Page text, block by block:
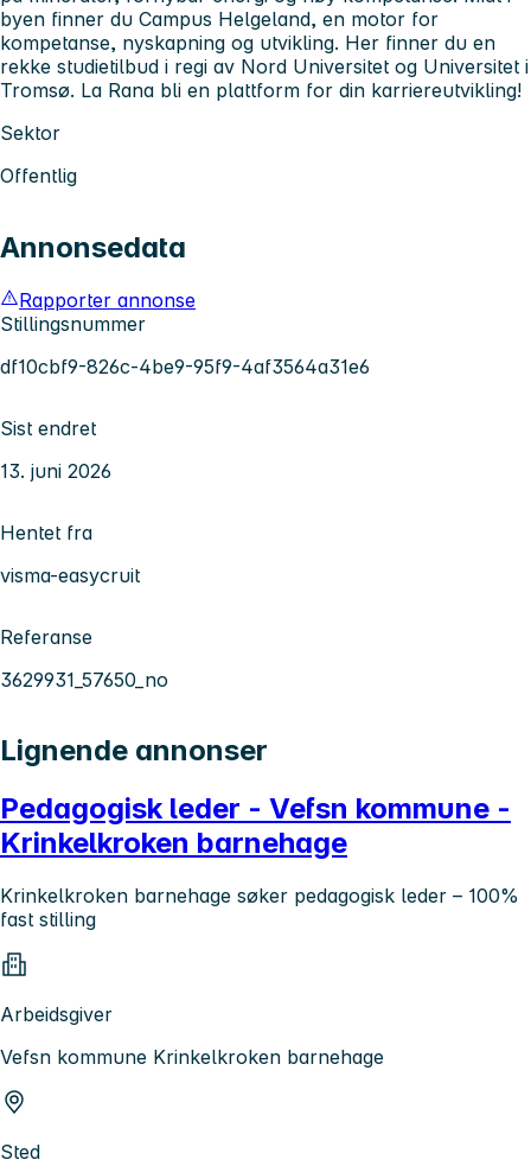
byen finner du Campus Helgeland, en motor for
kompetanse, nyskapning og utvikling. Her finner du en
rekke studietilbud i regi av Nord Universitet og Universitet i
Tromsø. La Rana bli en plattform for din karriereutvikling!
Sektor
Offentlig
Annonsedata
Rapporter annonse
Stillingsnummer
df10cbf9-826c-4be9-95f9-4af3564a31e6
Sist endret
13. juni 2026
Hentet fra
visma-easycruit
Referanse
3629931_57650_no
Lignende annonser
Pedagogisk leder - Vefsn kommune -
Krinkelkroken barnehage
Krinkelkroken barnehage søker pedagogisk leder – 100%
fast stilling
Arbeidsgiver
Vefsn kommune Krinkelkroken barnehage
Sted